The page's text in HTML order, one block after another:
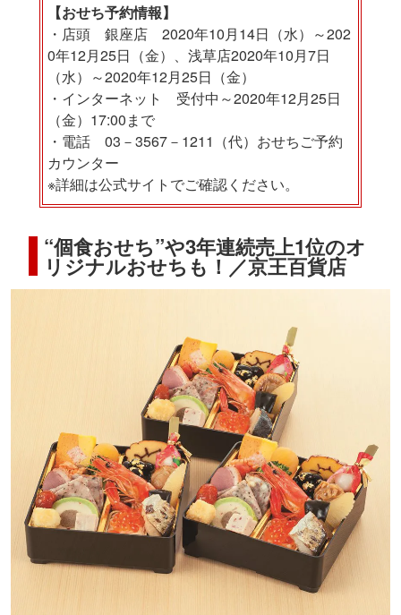
【おせち予約情報】
・店頭 銀座店 2020年10月14日（水）～202
0年12月25日（金）、浅草店2020年10月7日
（水）～2020年12月25日（金）
・インターネット 受付中～2020年12月25日
（金）17:00まで
・電話 03－3567－1211（代）おせちご予約
カウンター
※詳細は公式サイトでご確認ください。
“個食おせち”や3年連続売上1位のオ
リジナルおせちも！／京王百貨店